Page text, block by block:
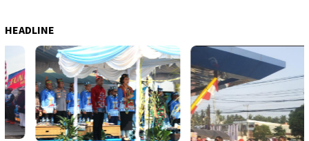
HEADLINE